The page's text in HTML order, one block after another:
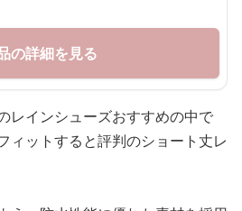
の詳細を見る
レインシューズおすすめの中で
ィットすると評判のショート丈レ